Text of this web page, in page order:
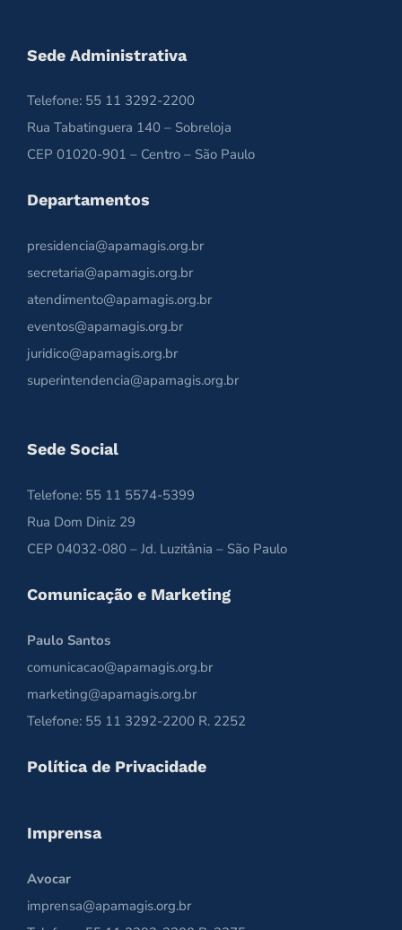
Sede Administrativa
Telefone: 55 11 3292-2200
Rua Tabatinguera 140 – Sobreloja
CEP 01020-901 – Centro – São Paulo
Departamentos
presidencia@apamagis.org.br
secretaria@apamagis.org.br
atendimento@apamagis.org.br
eventos@apamagis.org.br
juridico@apamagis.org.br
superintendencia@apamagis.org.br
Sede Social
Telefone: 55 11 5574-5399
Rua Dom Diniz 29
CEP 04032-080 – Jd. Luzitânia – São Paulo
Comunicação e Marketing
Paulo Santos
comunicacao@apamagis.org.br
marketing@apamagis.org.br
Telefone: 55 11 3292-2200 R. 2252
Política de Privacidade
Imprensa
Avocar
imprensa@apamagis.org.br